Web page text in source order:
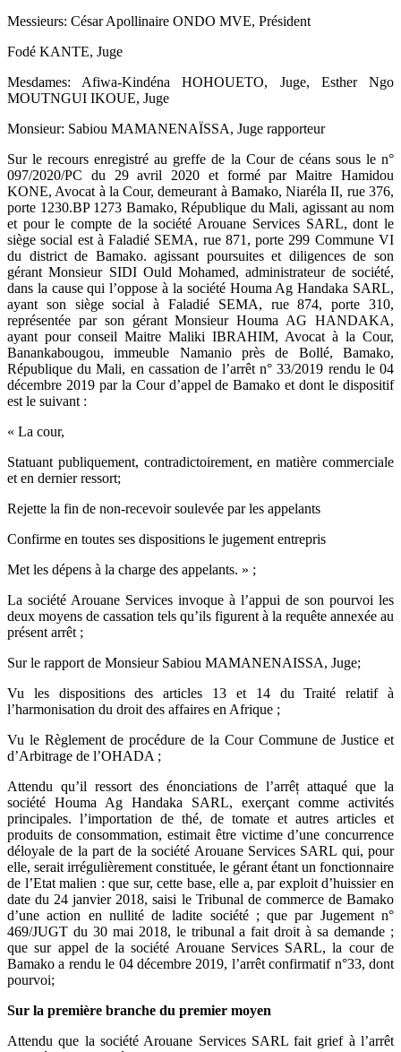
Messieurs: César Apollinaire ONDO MVE, Président
Fodé KANTE, Juge
Mesdames: Afiwa-Kindéna HOHOUETO, Juge, Esther Ngo
MOUTNGUI IKOUE, Juge
Monsieur: Sabiou MAMANENAÏSSA, Juge rapporteur
Sur le recours enregistré au greffe de la Cour de céans sous le n°
097/2020/PC du 29 avril 2020 et formé par Maitre Hamidou
KONE, Avocat à la Cour, demeurant à Bamako, Niaréla II, rue 376,
porte 1230.BP 1273 Bamako, République du Mali, agissant au nom
et pour le compte de la société Arouane Services SARL, dont le
siège social est à Faladié SEMA, rue 871, porte 299 Commune VI
du district de Bamako. agissant poursuites et diligences de son
gérant Monsieur SIDI Ould Mohamed, administrateur de société,
dans la cause qui l’oppose à la société Houma Ag Handaka SARL,
ayant son siège social à Faladié SEMA, rue 874, porte 310,
représentée par son gérant Monsieur Houma AG HANDAKA,
ayant pour conseil Maitre Maliki IBRAHIM, Avocat à la Cour,
Banankabougou, immeuble Namanio près de Bollé, Bamako,
République du Mali, en cassation de l’arrêt n° 33/2019 rendu le 04
décembre 2019 par la Cour d’appel de Bamako et dont le dispositif
est le suivant :
« La cour,
Statuant publiquement, contradictoirement, en matière commerciale
et en dernier ressort;
Rejette la fin de non-recevoir soulevée par les appelants
Confirme en toutes ses dispositions le jugement entrepris
Met les dépens à la charge des appelants. » ;
La société Arouane Services invoque à l’appui de son pourvoi les
deux moyens de cassation tels qu’ils figurent à la requête annexée au
présent arrêt ;
Sur le rapport de Monsieur Sabiou MAMANENAISSA, Juge;
Vu les dispositions des articles 13 et 14 du Traité relatif à
l’harmonisation du droit des affaires en Afrique ;
Vu le Règlement de procédure de la Cour Commune de Justice et
d’Arbitrage de l’OHADA ;
Attendu qu’il ressort des énonciations de l’arrêț attaqué que la
société Houma Ag Handaka SARL, exerçant comme activités
principales. l’importation de thé, de tomate et autres articles et
produits de consommation, estimait être victime d’une concurrence
déloyale de la part de la société Arouane Services SARL qui, pour
elle, serait irrégulièrement constituée, le gérant étant un fonctionnaire
de l’Etat malien : que sur, cette base, elle a, par exploit d’huissier en
date du 24 janvier 2018, saisi le Tribunal de commerce de Bamako
d’une action en nullité de ladite société ; que par Jugement n°
469/JUGT du 30 mai 2018, le tribunal a fait droit à sa demande ;
que sur appel de la société Arouane Services SARL, la cour de
Bamako a rendu le 04 décembre 2019, l’arrêt confirmatif n°33, dont
pourvoi;
Sur la première branche du premier moyen
Attendu que la société Arouane Services SARL fait grief à l’arrêt